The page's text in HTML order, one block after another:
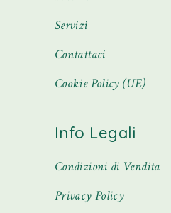
Servizi
Contattaci
Cookie Policy (UE)
Info Legali
Condizioni di Vendita
Privacy Policy